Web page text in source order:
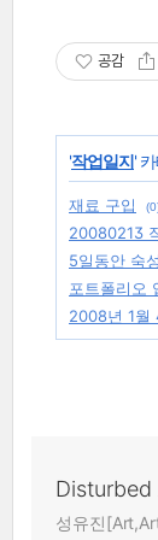
공감
'작업일지'
재료 구입
20080213
5일동안 숙
포트폴리오
2008년 1월
Disturbed
성유진